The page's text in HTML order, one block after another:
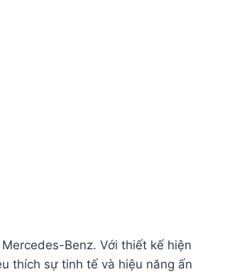
Benz. Với thiết kế hiện
thích sự tinh tế và hiệu năng ấn